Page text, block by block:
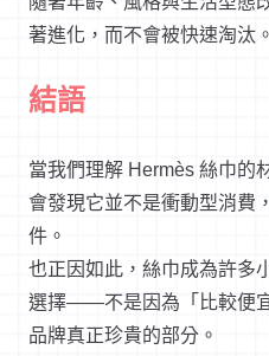
著進化，而不會被快速淘汰。
結語
當我們理解 Hermès 絲巾的
會發現它並不是衝動型消費
件。
也正因如此，絲巾成為許多
選擇——不是因為「比較便
品牌真正珍貴的部分。